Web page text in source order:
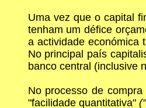
Uma vez que o capital
tenham um défice
a actividade económica
No principal país
banco central (inclusive
No processo de
"facilidade quantitativa"